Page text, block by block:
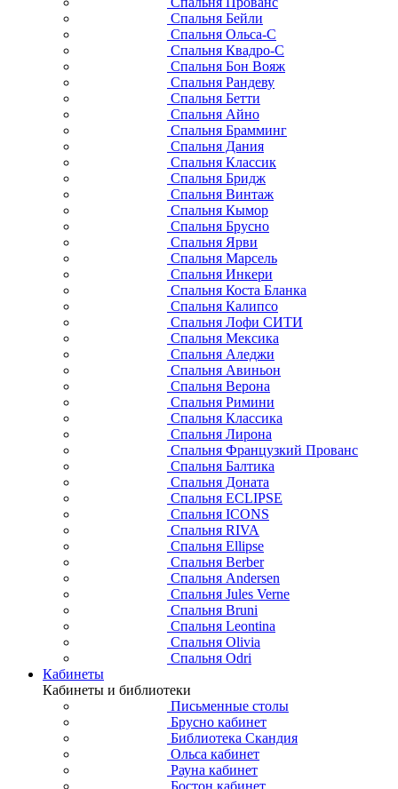
Спальня Бейли
Спальня Ольса-С
Спальня Квадро-С
Спальня Бон Вояж
Спальня Рандеву
Спальня Бетти
Спальня Айно
Спальня Брамминг
Спальня Дания
Спальня Классик
Спальня Бридж
Спальня Винтаж
Спальня Кымор
Спальня Брусно
Спальня Ярви
Спальня Марсель
Спальня Инкери
Спальня Коста Бланка
Спальня Калипсо
Спальня Лофи СИТИ
Спальня Мексика
Спальня Аледжи
Спальня Авиньон
Спальня Верона
Спальня Римини
Спальня Классика
Спальня Лирона
Спальня Французкий Прованс
Спальня Балтика
Спальня Доната
Спальня ECLIPSE
Спальня ICONS
Спальня RIVA
Спальня Ellipse
Спальня Berber
Спальня Andersen
Спальня Jules Verne
Спальня Bruni
Спальня Leontina
Спальня Olivia
Спальня Odri
Кабинеты
Кабинеты и библиотеки
Письменные столы
Брусно кабинет
Библиотека Скандия
Ольса кабинет
Рауна кабинет
Бостон кабинет